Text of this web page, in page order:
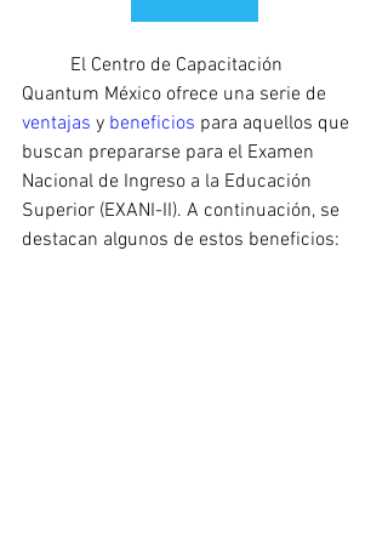
Quantum México ofrece una serie de
ventajas y beneficios para aquellos que
buscan prepararse para el Examen
Nacional de Ingreso a la Educación
Superior (EXANI-II). A continuación, se
destacan algunos de estos beneficios: